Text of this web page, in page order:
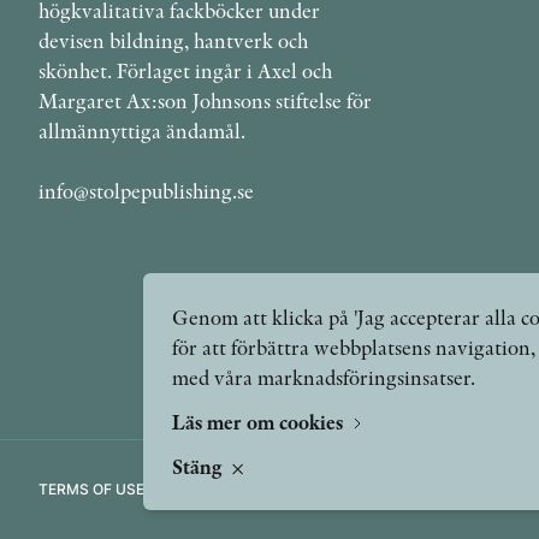
högkvalitativa fackböcker under
devisen bildning, hantverk och
skönhet. Förlaget ingår i Axel och
Margaret Ax:son Johnsons stiftelse för
allmännyttiga ändamål.
info@stolpepublishing.se
TERMS OF USE
Genom att klicka på 'Jag accepterar alla
för att förbättra webbplatsens
med våra marknadsföringsinsatser.
Läs mer om cookies
Stäng